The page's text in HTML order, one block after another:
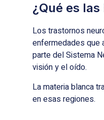
¿Qué es
Los trastornos
enfermedades que
parte del Sistema
visión y el oído.
La materia blanca
en esas regiones.